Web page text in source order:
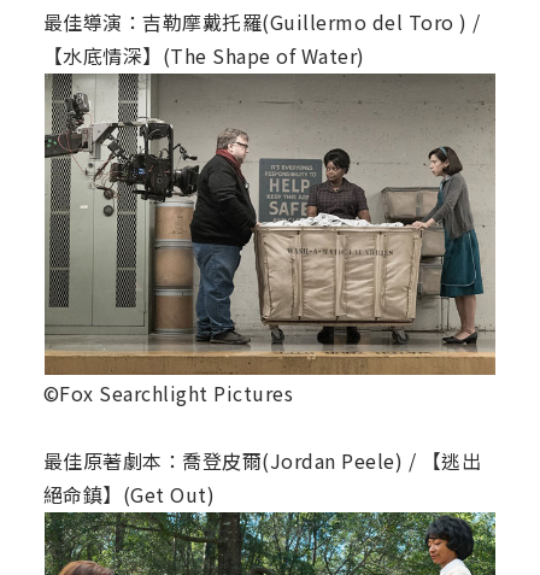
最佳導演：吉勒摩戴托羅(Guillermo del Toro ) /
【水底情深】(The Shape of Water)
©Fox Searchlight Pictures
最佳原著劇本：喬登皮爾(Jordan Peele) / 【逃出
絕命鎮】(Get Out)